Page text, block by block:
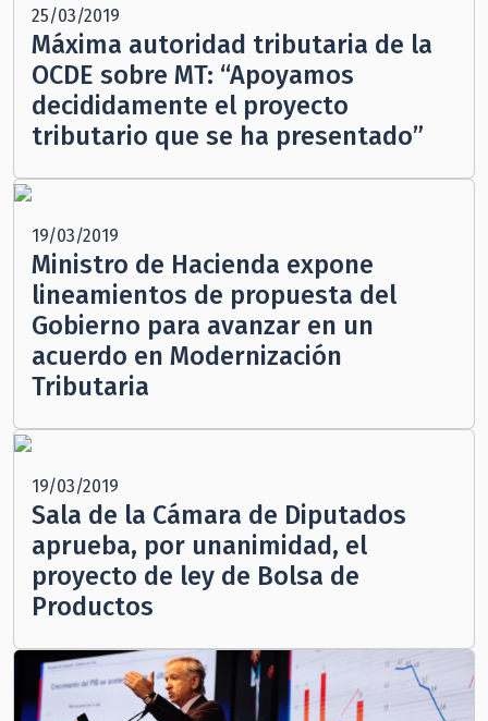
25/03/2019
Máxima autoridad tributaria de la
OCDE sobre MT: “Apoyamos
decididamente el proyecto
tributario que se ha presentado”
19/03/2019
Ministro de Hacienda expone
lineamientos de propuesta del
Gobierno para avanzar en un
acuerdo en Modernización
Tributaria
19/03/2019
Sala de la Cámara de Diputados
aprueba, por unanimidad, el
proyecto de ley de Bolsa de
Productos